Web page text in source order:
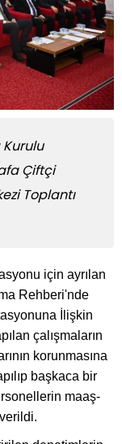
Çiftçi
Toplantı
için ayrılan
Rehberi'nde
İlişkin
çalışmaların
korunmasına
başkaca bir
maaş-